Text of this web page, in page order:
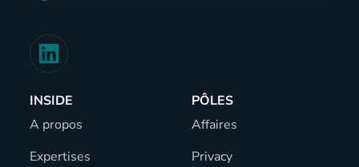
INSIDE
A propos
Expertises
PÔLES
Affaires
Privacy